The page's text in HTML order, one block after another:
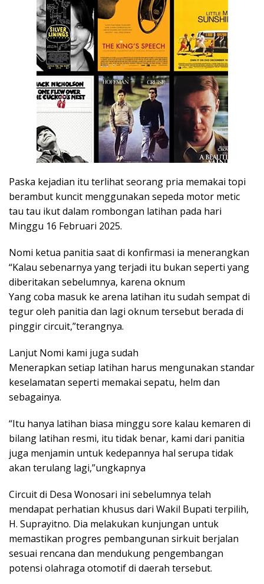
Paska kejadian itu terlihat seorang pria memakai topi
berambut kuncit menggunakan sepeda motor metic
tau tau ikut dalam rombongan latihan pada hari
Minggu 16 Februari 2025.
Nomi ketua panitia saat di konfirmasi ia menerangkan
“Kalau sebenarnya yang terjadi itu bukan seperti yang
diberitakan sebelumnya, karena oknum
Yang coba masuk ke arena latihan itu sudah sempat di
tegur oleh panitia dan lagi oknum tersebut berada di
pinggir circuit,”terangnya.
Lanjut Nomi kami juga sudah
Menerapkan setiap latihan harus mengunakan standar
keselamatan seperti memakai sepatu, helm dan
sebagainya.
“Itu hanya latihan biasa minggu sore kalau kemaren di
bilang latihan resmi, itu tidak benar, kami dari panitia
juga menjamin untuk kedepannya hal serupa tidak
akan terulang lagi,”ungkapnya
Circuit di Desa Wonosari ini sebelumnya telah
mendapat perhatian khusus dari Wakil Bupati terpilih,
H. Suprayitno. Dia melakukan kunjungan untuk
memastikan progres pembangunan sirkuit berjalan
sesuai rencana dan mendukung pengembangan
potensi olahraga otomotif di daerah tersebut.